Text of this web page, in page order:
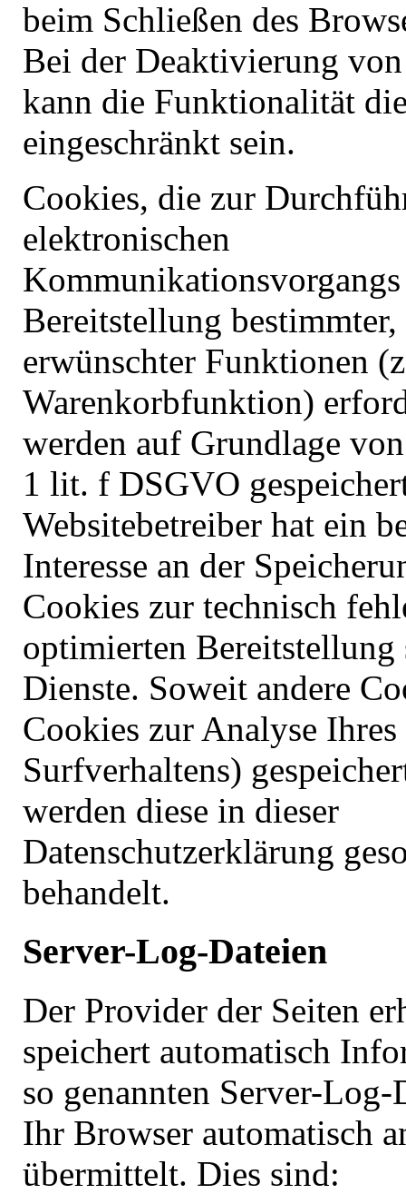
beim Schließen des
Bei der Deaktivierung
kann die Funktionalität
eingeschränkt sein.
Cookies, die zur
elektronischen
Bereitstellung
erwünschter Funktionen
Warenkorbfunktion)
werden auf Grundlage
1 lit. f DSGVO
Websitebetreiber hat ein
Interesse an der
Cookies zur technisch
optimierten Bereitstellung
Dienste. Soweit andere
Cookies zur Analyse Ihres
Surfverhaltens)
werden diese in dieser
Datenschutzerklärung
behandelt.
Server-Log-Dateien
Der Provider der Seiten
speichert automatisch
so genannten Server-Log-
Ihr Browser automatisch
übermittelt. Dies sind: